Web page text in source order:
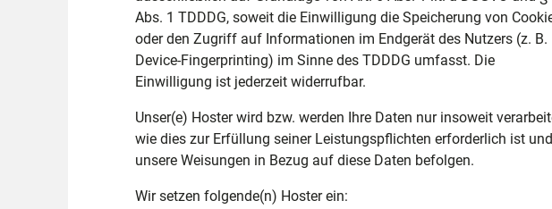
Abs. 1 TDDDG, soweit die Einwilligung die Speicherung von
oder den Zugriff auf Informationen im Endgerät des Nutzers (z. B.
Device-Fingerprinting) im Sinne des TDDDG umfasst. Die
Einwilligung ist jederzeit widerrufbar.
Unser(e) Hoster wird bzw. werden Ihre Daten nur insoweit
wie dies zur Erfüllung seiner Leistungspflichten erforderlich ist und
unsere Weisungen in Bezug auf diese Daten befolgen.
Wir setzen folgende(n) Hoster ein: